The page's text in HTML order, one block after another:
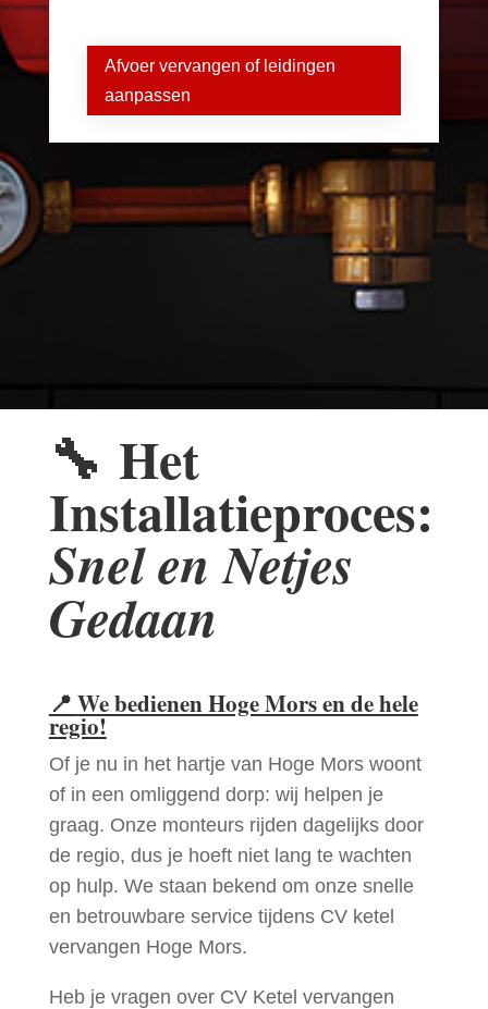
Afvoer vervangen of leidingen
aanpassen
🔧 Het
Installatieproces:
Snel en Netjes
Gedaan
📍 We bedienen Hoge Mors en de hele
regio!
Of je nu in het hartje van Hoge Mors woont
of in een omliggend dorp: wij helpen je
graag. Onze monteurs rijden dagelijks door
de regio, dus je hoeft niet lang te wachten
op hulp. We staan bekend om onze snelle
en betrouwbare service tijdens CV ketel
vervangen Hoge Mors.
Heb je vragen over CV Ketel vervangen